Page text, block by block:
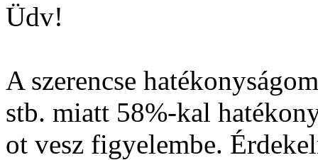
Üdv!
A szerencse
stb. miatt 58%-kal
ot vesz figyelembe.